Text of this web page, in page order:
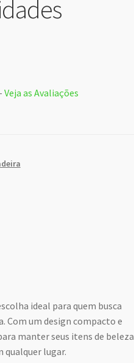
Veja as Avaliações
ideal para quem busca
Com um design compacto e
manter seus itens de beleza
qualquer lugar.